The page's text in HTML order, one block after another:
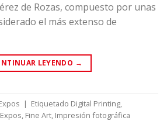
de Rozas, compuesto por unas
el más extenso de
LEYENDO →
| Etiquetado Digital Printing,
, Fine Art, Impresión fotográfica